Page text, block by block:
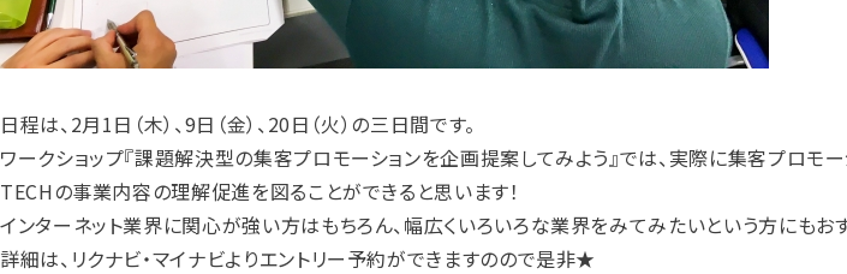
日程は、2月1日（木）、9日（金）、20日（火）の三日間です。
ワークショップ『課題解決型の集客プロモーションを企画提案してみよう』では、実際に集客プロモ
TECHの事業内容の理解促進を図ることができると思います！
インターネット業界に関心が強い方はもちろん、幅広くいろいろな業界をみてみたいという方にもお
詳細は、リクナビ・マイナビよりエントリー予約ができますのので是非★